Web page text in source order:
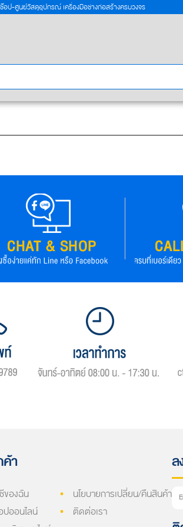
อป-ศูนย์วัสดุอุปกรณ์ เครื่องมือช่างก่อสร้างครบวงจร
า
ของฉัน
ปออนไลน์
นโยบายการเปลี่ยน/คืนสินค้า
ติดต่อเรา
ล